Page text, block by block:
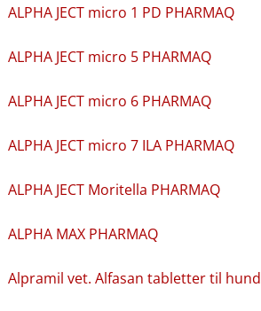
ALPHA JECT micro 1 PD PHARMAQ
ALPHA JECT micro 5 PHARMAQ
ALPHA JECT micro 6 PHARMAQ
ALPHA JECT micro 7 ILA PHARMAQ
ALPHA JECT Moritella PHARMAQ
ALPHA MAX PHARMAQ
Alpramil vet. Alfasan tabletter til hund